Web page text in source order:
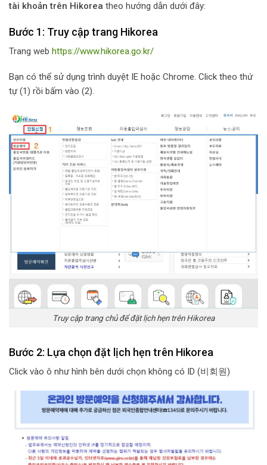
tài khoản trên Hikorea theo hướng dẫn dưới đây:
Bước 1: Truy cập trang Hikorea
Trang web https://www.hikorea.go.kr/
Bạn có thể sử dụng trình duyệt IE hoặc Chrome. Click theo thứ
tự (1) rồi bấm vào (2).
Truy cập trang chủ để đặt lịch hẹn trên Hikorea
Bước 2: Lựa chọn đặt lịch hẹn trên Hikorea
Click vào ô như hình bên dưới chọn không có ID (비회원)